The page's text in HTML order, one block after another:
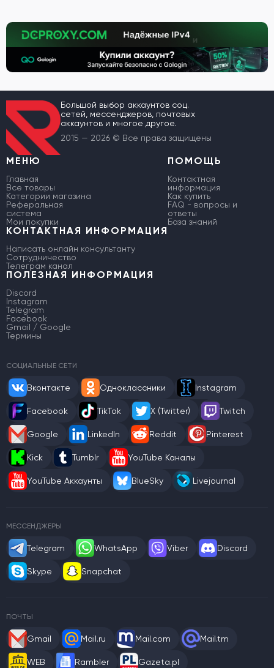
Большой выбор аккаунтов соц.
сетей, мессенджеров, почтовых
аккаунтов и многое другое.
2015 — 2026 © Все права защищены
МЕНЮ
Главная
Все товары
Категории магазина
Реферальная
система
Мои покупки
ПОМОЩЬ
Контактная
информация
Как купить
FAQ - вопросы и
ответы
База знаний
КОНТАКТНАЯ ИНФОРМАЦИЯ
Написать онлайн консультанту
Сотрудничество
Телеграм канал
ПОЛЕЗНАЯ ИНФОРМАЦИЯ
Discord
Instagram
Telegram
Facebook
Gmail / Google
Термины
СОЦИАЛЬНЫЕ СЕТИ
Вконтакте Одноклассники Instagram
Facebook TikTok X (Twitter) Twitch
Google LinkedIn Reddit Pinterest
Kick Tumblr YouTube Каналы
YouTube Аккаунты BlueSky Livejournal
МЕССЕНДЖЕРЫ
Telegram WhatsApp Viber Discord
Skype Snapchat
ПОЧТЫ
Gmail Mail.ru Mail.com Mail.tm
WEB Rambler Gazeta.pl